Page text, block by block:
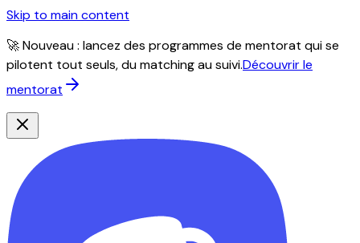
Skip to main content
🚀 Nouveau : lancez des programmes de mentorat qui se
pilotent tout seuls, du matching au suivi.Découvrir le
mentorat